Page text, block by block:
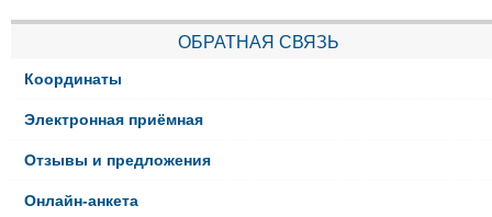
ОБРАТНАЯ СВЯЗЬ
Координаты
Электронная приёмная
Отзывы и предложения
Онлайн-анкета